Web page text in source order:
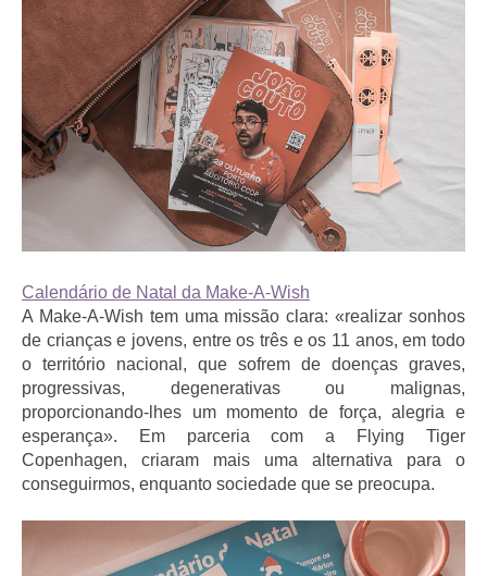
Calendário de Natal da Make-A-Wish
A Make-A-Wish tem uma missão clara: «realizar sonhos
de crianças e jovens, entre os três e os 11 anos, em todo
o território nacional, que sofrem de doenças graves,
progressivas, degenerativas ou malignas,
proporcionando-lhes um momento de força, alegria e
esperança». Em parceria com a Flying Tiger
Copenhagen, criaram mais uma alternativa para o
conseguirmos, enquanto sociedade que se preocupa.